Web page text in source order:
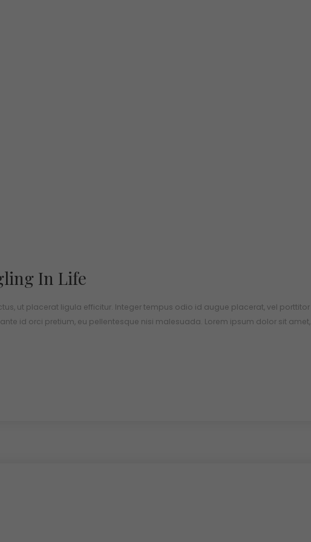
In Life
ut placerat ligula efficitur. Integer tempus odio id augue placerat, vel porttitor
id orci pretium, eu pellentesque nisi malesuada. Lorem ipsum dolor sit amet,